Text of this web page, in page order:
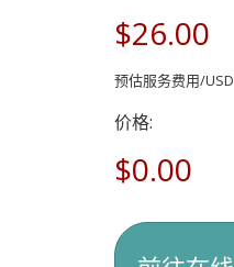
$26.00
预估服务费用/USD
价格:
$0.00